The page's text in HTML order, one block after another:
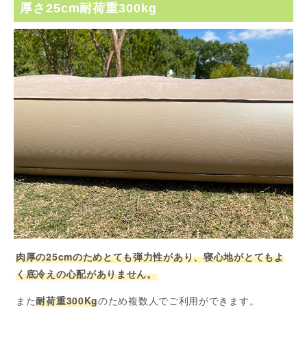
厚さ25cm耐荷重300kg
肉厚の25cmのためとても弾力性があり、寝心地がとてもよ
く底冷えの心配がありません。
また耐荷重300Kgのため複数人でご利用ができます。